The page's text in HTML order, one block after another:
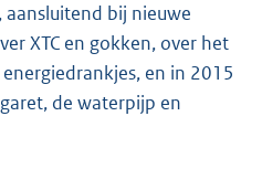
bij nieuwe
XTC en gokken, over het
en in 2015
de waterpijp en